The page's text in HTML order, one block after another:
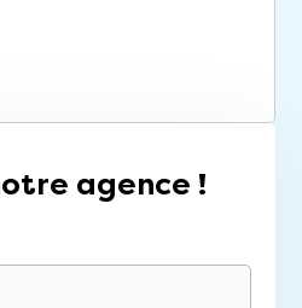
agence !